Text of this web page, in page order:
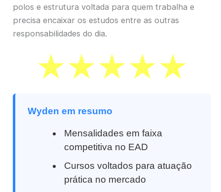
polos e estrutura voltada para quem trabalha e
precisa encaixar os estudos entre as outras
responsabilidades do dia.
Wyden em resumo
Mensalidades em faixa
competitiva no EAD
Cursos voltados para atuação
prática no mercado